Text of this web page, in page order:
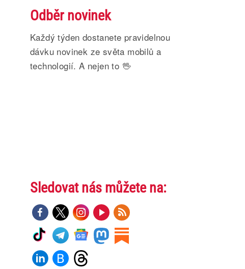
Odběr novinek
Každý týden dostanete pravidelnou
dávku novinek ze světa mobilů a
technologií. A nejen to 🖖
Sledovat nás můžete na: